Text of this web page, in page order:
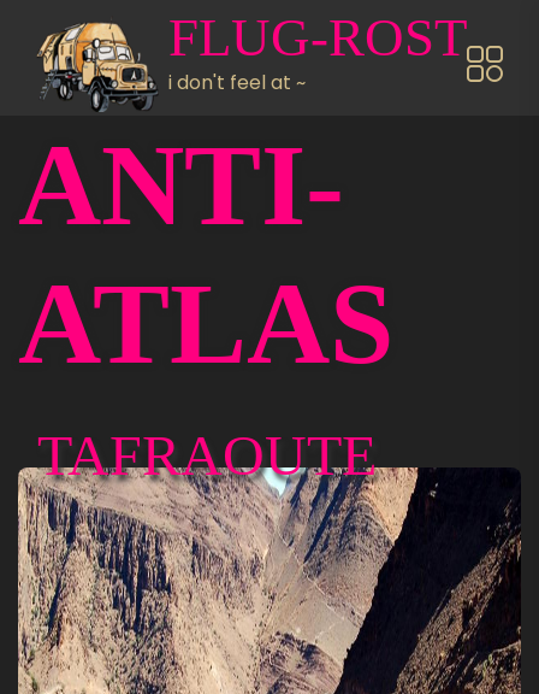
Direkt zum Inhalt FLUG-ROST
i don't feel at ~
ANTI-
ATLAS
TAFRAOUTE